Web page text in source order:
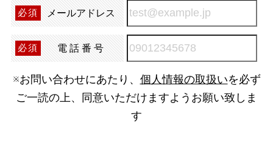
必須 メールアドレス
必須 電話番号
※お問い合わせにあたり、 個人情報の取扱いを必ず
ご一読の上、同意いただけますようお願い致しま
す